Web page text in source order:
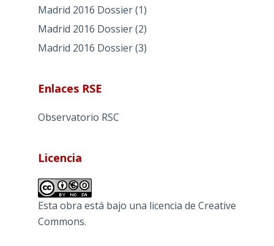
Madrid 2016 Dossier (1)
Madrid 2016 Dossier (2)
Madrid 2016 Dossier (3)
Enlaces RSE
Observatorio RSC
Licencia
Esta obra está bajo una licencia de Creative
Commons.